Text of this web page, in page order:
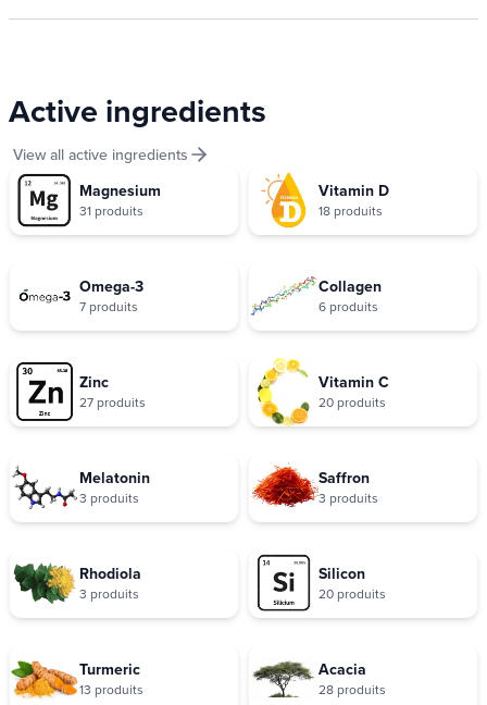
Active ingredients
View all active ingredients
Magnesium
31 produits
Vitamin D
18 produits
Omega-3
7 produits
Collagen
6 produits
Zinc
27 produits
Vitamin C
20 produits
Melatonin
3 produits
Saffron
3 produits
Rhodiola
3 produits
Silicon
20 produits
Turmeric
13 produits
Acacia
28 produits